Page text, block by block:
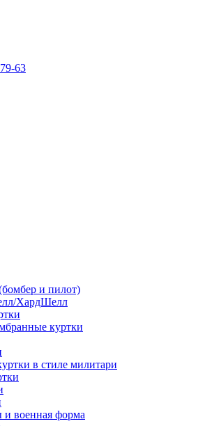
63
и пилот)
ХардШелл
куртки
в стиле милитари
и военная форма